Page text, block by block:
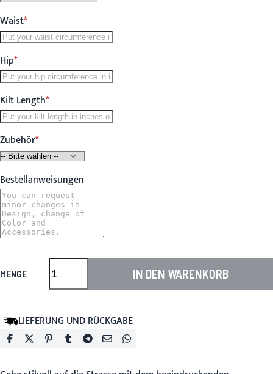
Waist
Hip
Kilt Length
Zubehör
Bestellanweisungen
MENGE IN DEN WARENKORB
LIEFERUNG UND RÜCKGABE